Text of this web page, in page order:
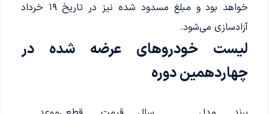
خواهد بود و مبلغ مسدود شده نیز در تاریخ ۱۹ خرداد
آزادسازی می‌شود.
لیست خودروهای عرضه شده در
چهاردهمین دوره